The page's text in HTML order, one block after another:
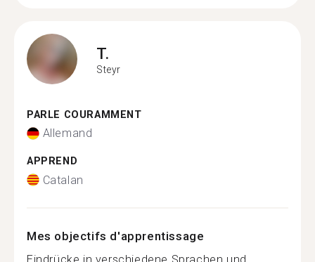
T.
Steyr
PARLE COURAMMENT
Allemand
APPREND
Catalan
Mes objectifs d'apprentissage
Eindrücke in verschiedene Sprachen und